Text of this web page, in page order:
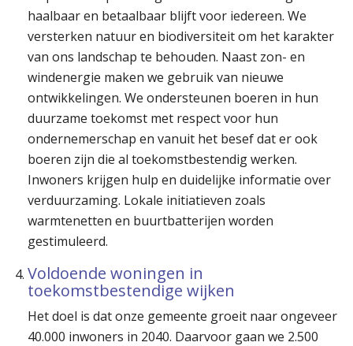
haalbaar en betaalbaar blijft voor iedereen. We
versterken natuur en biodiversiteit om het karakter
van ons landschap te behouden. Naast zon- en
windenergie maken we gebruik van nieuwe
ontwikkelingen. We ondersteunen boeren in hun
duurzame toekomst met respect voor hun
ondernemerschap en vanuit het besef dat er ook
boeren zijn die al toekomstbestendig werken.
Inwoners krijgen hulp en duidelijke informatie over
verduurzaming. Lokale initiatieven zoals
warmtenetten en buurtbatterijen worden
gestimuleerd.
Voldoende woningen in
toekomstbestendige wijken
Het doel is dat onze gemeente groeit naar ongeveer
40.000 inwoners in 2040. Daarvoor gaan we 2.500